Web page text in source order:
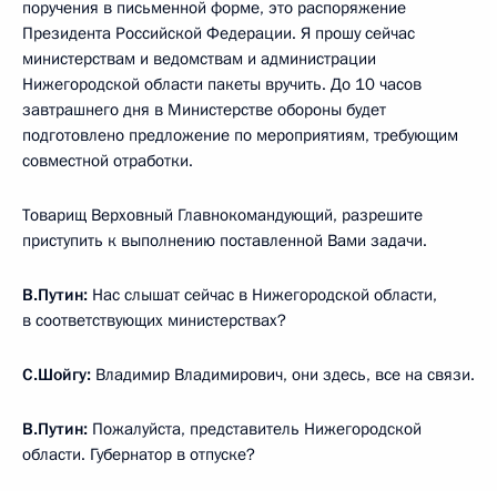
поручения в письменной форме, это распоряжение
Президента Российской Федерации. Я прошу сейчас
министерствам и ведомствам и администрации
Нижегородской области пакеты вручить. До 10 часов
завтрашнего дня в Министерстве обороны будет
подготовлено предложение по мероприятиям, требующим
совместной отработки.
Товарищ Верховный Главнокомандующий, разрешите
приступить к выполнению поставленной Вами задачи.
В.Путин: Нас слышат сейчас в Нижегородской области,
в соответствующих министерствах?
С.Шойгу: Владимир Владимирович, они здесь, все на связи.
В.Путин: Пожалуйста, представитель Нижегородской
области. Губернатор в отпуске?